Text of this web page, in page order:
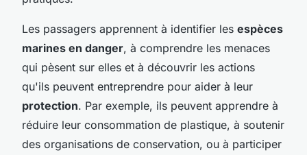
Les passagers apprennent à identifier les espèces
marines en danger, à comprendre les menaces
qui pèsent sur elles et à découvrir les actions
qu'ils peuvent entreprendre pour aider à leur
protection. Par exemple, ils peuvent apprendre à
réduire leur consommation de plastique, à soutenir
des organisations de conservation, ou à participer